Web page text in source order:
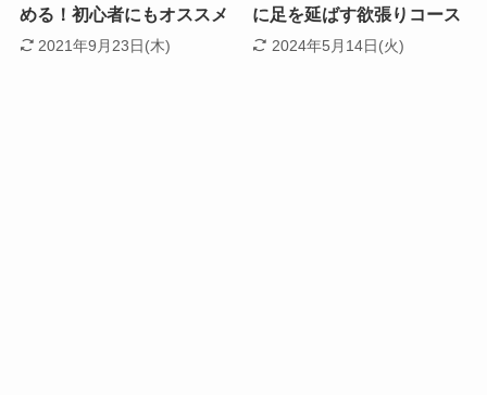
める！初心者にもオススメ
2021年9月23日(木)
に足を延ばす欲張りコース
2024年5月14日(火)